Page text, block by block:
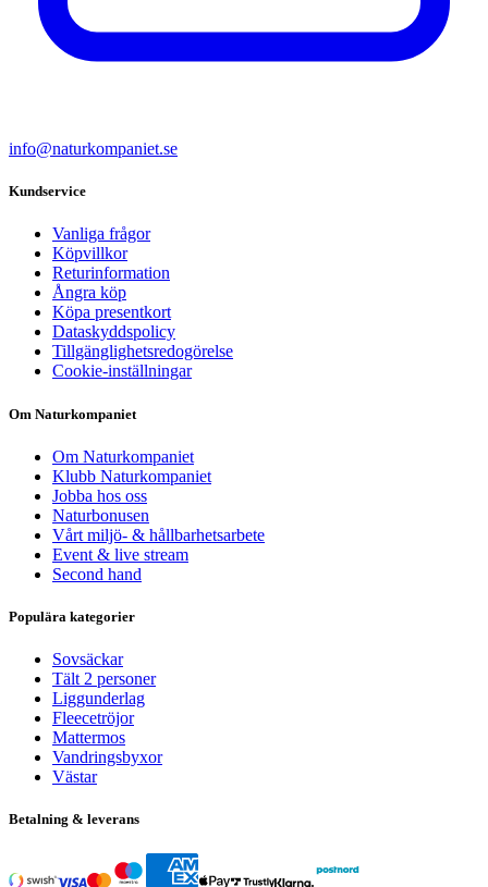
info@naturkompaniet.se
Kundservice
Vanliga frågor
Köpvillkor
Returinformation
Ångra köp
Köpa presentkort
Dataskyddspolicy
Tillgänglighetsredogörelse
Cookie-inställningar
Om Naturkompaniet
Om Naturkompaniet
Klubb Naturkompaniet
Jobba hos oss
Naturbonusen
Vårt miljö- & hållbarhetsarbete
Event & live stream
Second hand
Populära kategorier
Sovsäckar
Tält 2 personer
Liggunderlag
Fleecetröjor
Mattermos
Vandringsbyxor
Västar
Betalning & leverans